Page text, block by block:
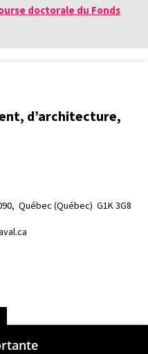
doctorale du Fonds
d’architecture,
Québec (Québec)  G1K 3G8